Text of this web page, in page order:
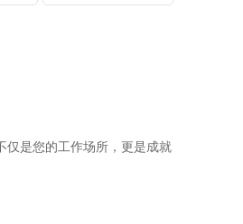
仅是您的工作场所，更是成就